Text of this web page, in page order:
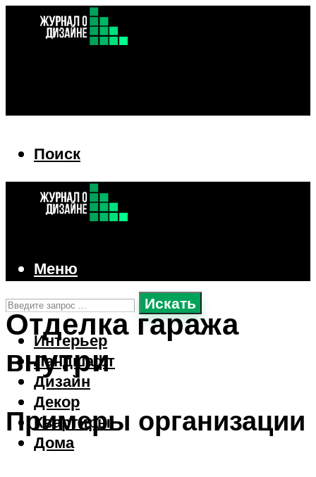
Поиск
Искать
Интерьер
Ландшафт
Дизайн
Декор
Квартиры
Дома
Меню
Отделка гаража
внутри
Примеры организации